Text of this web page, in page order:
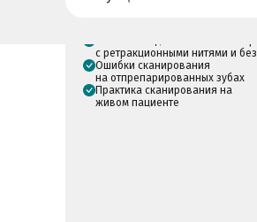
на отпрепарированных зубах
с ретракционными нитями и без
Ошибки сканирования
на отпрепарированных зубах
Практика сканирования на
живом пациенте